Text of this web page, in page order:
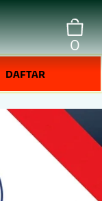
0
DAFTAR